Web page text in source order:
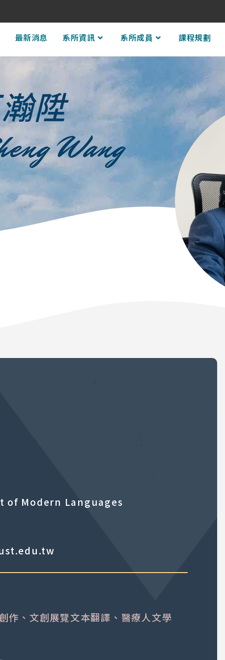
最新消息 系所資訊 系所成員 課程規劃
陞
Wang
of Modern Languages
作、文創展覽文本翻譯、醫療人文學